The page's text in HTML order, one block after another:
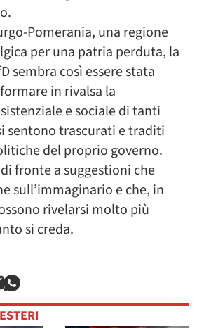
Pomerania, una regione
per una patria perduta, la
sembra così essere stata
in rivalsa la
e sociale di tanti
sentono trascurati e traditi
del proprio governo.
fronte a suggestioni che
sull’immaginario e che, in
rivelarsi molto più
si creda.
ESTERI